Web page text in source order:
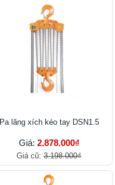
Pa lăng xích kéo tay DSN1.5
Giá: 2.878.000₫
Giá cũ: 3.198.000₫